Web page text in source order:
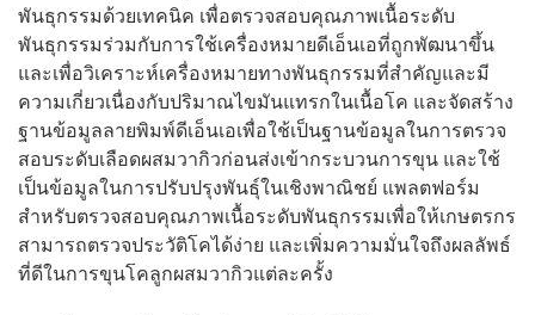
พันธุกรรมด้วยเทคนิค เพื่อตรวจสอบคุณภาพเนื้อระดับ
พันธุกรรมร่วมกับการใช้เครื่องหมายดีเอ็นเอที่ถูกพัฒนาขึ้น
และเพื่อวิเคราะห์เครื่องหมายทางพันธุกรรมที่สำคัญและมี
ความเกี่ยวเนื่องกับปริมาณไขมันแทรกในเนื้อโค และจัดสร้าง
ฐานข้อมูลลายพิมพ์ดีเอ็นเอเพื่อใช้เป็นฐานข้อมูลในการตรวจ
สอบระดับเลือดผสมวากิวก่อนส่งเข้ากระบวนการขุน และใช้
เป็นข้อมูลในการปรับปรุงพันธุ์ในเชิงพาณิชย์ แพลตฟอร์ม
สำหรับตรวจสอบคุณภาพเนื้อระดับพันธุกรรมเพื่อให้เกษตรกร
สามารถตรวจประวัติโคได้ง่าย และเพิ่มความมั่นใจถึงผลลัพธ์
ที่ดีในการขุนโคลูกผสมวากิวแต่ละครั้ง